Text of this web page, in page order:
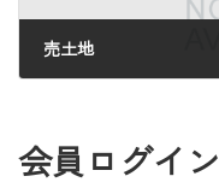
売土地
会員ログイン